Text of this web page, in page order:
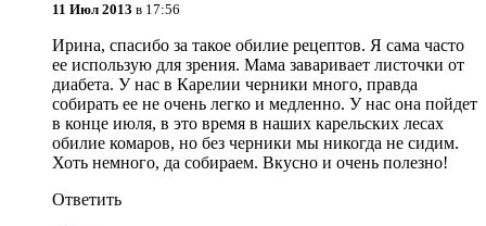
11 Июл 2013 в 17:56
Ирина, спасибо за такое обилие рецептов. Я сама часто
ее использую для зрения. Мама заваривает листочки от
диабета. У нас в Карелии черники много, правда
собирать ее не очень легко и медленно. У нас она пойдет
в конце июля, в это время в наших карельских лесах
обилие комаров, но без черники мы никогда не сидим.
Хоть немного, да собираем. Вкусно и очень полезно!
Ответить